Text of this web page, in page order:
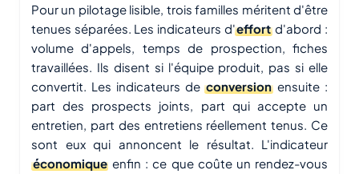
Pour un pilotage lisible, trois familles méritent d'être
tenues séparées. Les indicateurs d'effortd'abord :
volume d'appels, temps de prospection, fiches
travaillées. Ils disent si l'équipe produit, pas si elle
convertit. Les indicateurs deconversionensuite :
part des prospects joints, part qui accepte un
entretien, part des entretiens réellement tenus. Ce
sont eux qui annoncent le résultat. L'indicateur
économique enfin : ce que coûte un rendez-vous